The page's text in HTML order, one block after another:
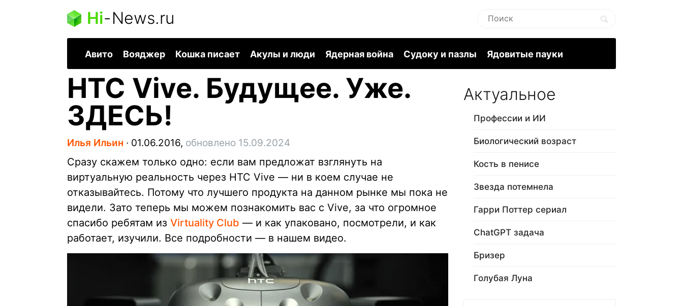
Hi-News.ru
Авито Вояджер Кошка писает Акулы и люди Ядерная война Судоку и пазлы Ядовитые пауки
HTC Vive. Будущее. Уже.
ЗДЕСЬ!
Илья Ильин ∙ 01.06.2016, обновлено 15.09.2024
Сразу скажем только одно: если вам предложат взглянуть на
виртуальную реальность через HTC Vive — ни в коем случае не
отказывайтесь. Потому что лучшего продукта на данном рынке мы пока не
видели. Зато теперь мы можем познакомить вас с Vive, за что огромное
спасибо ребятам из Virtuality Club — и как упаковано, посмотрели, и как
работает, изучили. Все подробности — в нашем видео.
Актуальное
Профессии и ИИ
Биологический возраст
Кость в пенисе
Звезда потемнела
Гарри Поттер сериал
ChatGPT задача
Бризер
Голубая Луна